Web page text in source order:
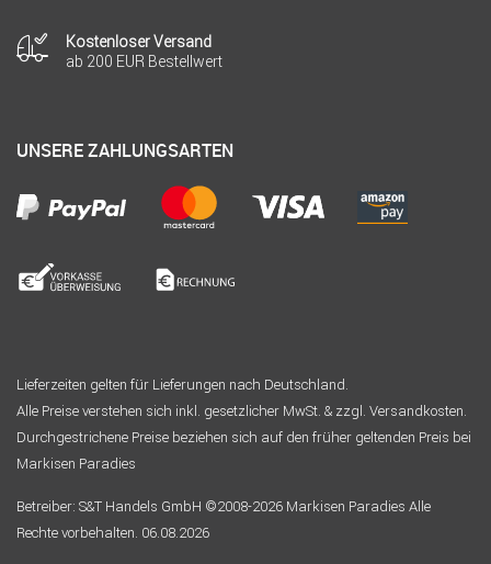
Kostenloser Versand
ab 200 EUR Bestellwert
UNSERE ZAHLUNGSARTEN
Lieferzeiten gelten für Lieferungen nach Deutschland.
Alle Preise verstehen sich inkl. gesetzlicher MwSt. & zzgl. Versandkosten.
Durchgestrichene Preise beziehen sich auf den früher geltenden Preis bei
Markisen Paradies
Betreiber: S&T Handels GmbH ©2008-2026 Markisen Paradies Alle
Rechte vorbehalten. 06.08.2026